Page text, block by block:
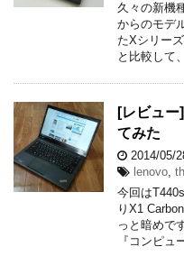
久々の新機
からのモデ
たXシリー
と比較して
[レビュ
てみた
2014/05/
lenovo,
今回は
りX1
っと暗めで
『コンピ